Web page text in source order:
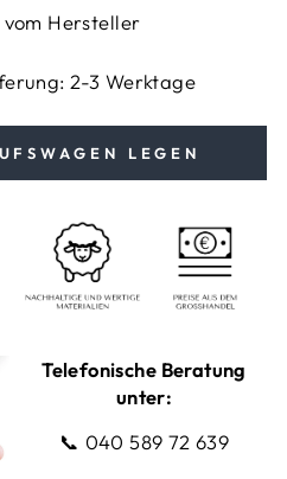
vom Hersteller
2-3 Werktage
LEGEN
Telefonische Beratung
unter:
📞 040 589 72 639